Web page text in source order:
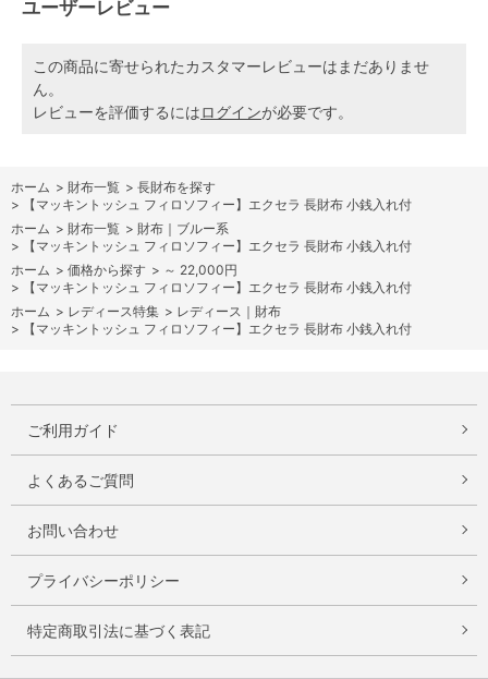
ユーザーレビュー
この商品に寄せられたカスタマーレビューはまだありませ
ん。
レビューを評価するにはログインが必要です。
ホーム > 財布一覧 > 長財布を探す
>
【マッキントッシュ フィロソフィー】エクセラ 長財布 小銭入れ付
ホーム > 財布一覧 > 財布｜ブルー系
>
【マッキントッシュ フィロソフィー】エクセラ 長財布 小銭入れ付
ホーム > 価格から探す > ～ 22,000円
>
【マッキントッシュ フィロソフィー】エクセラ 長財布 小銭入れ付
ホーム > レディース特集 > レディース｜財布
>
【マッキントッシュ フィロソフィー】エクセラ 長財布 小銭入れ付
ご利用ガイド
よくあるご質問
お問い合わせ
プライバシーポリシー
特定商取引法に基づく表記